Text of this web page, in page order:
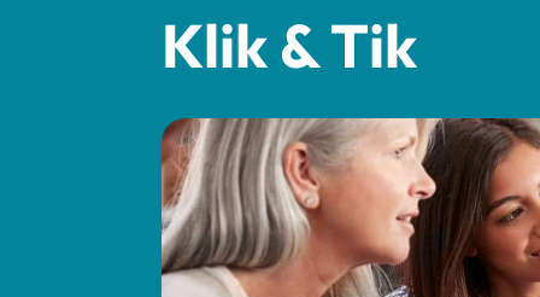
Klik & Tik